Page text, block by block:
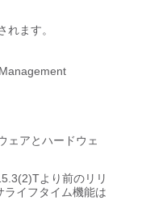
れます。
ェアとハードウェ
より前のリリ
ライフタイム機能は